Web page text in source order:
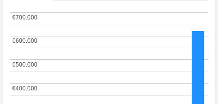
€400.000
€400.000
€500.000
€500.000
€600.000
€600.000
€700.000
€700.000